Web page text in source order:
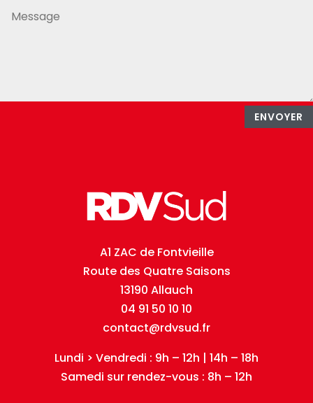
ENVOYER
A1 ZAC de Fontvieille
Route des Quatre Saisons
13190 Allauch
04 91 50 10 10
contact@rdvsud.fr
Lundi > Vendredi : 9h – 12h | 14h – 18h
Samedi sur rendez-vous : 8h – 12h